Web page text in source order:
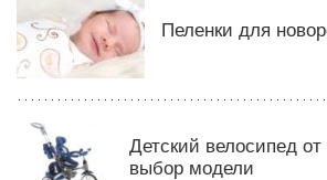
Пеленки для
Детский велосипед от
выбор модели